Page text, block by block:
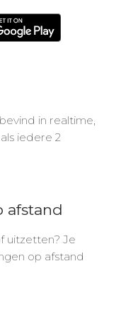
in realtime,
iedere 2
afstand
uitzetten? Je
op afstand